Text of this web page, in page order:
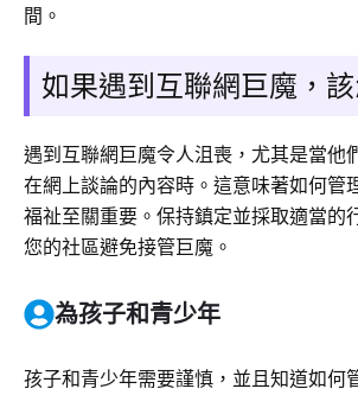
間。
如果遇到互聯網巨魔，
遇到互聯網巨魔令人沮喪，尤其是當他
在網上談論的內容時。這意味著如何管
福祉至關重要。保持鎮定並採取適當的
您的社區避免接管巨魔。
為孩子和青少年
孩子和青少年需要謹慎，並且知道如何